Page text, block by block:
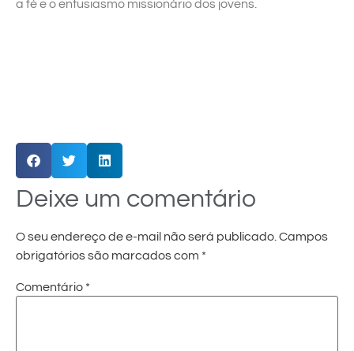
a fé e o entusiasmo missionário dos jovens.
Deixe um comentário
O seu endereço de e-mail não será publicado.Campos
obrigatórios são marcados com *
Comentário *